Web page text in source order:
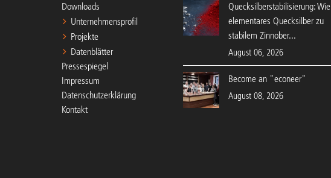
Downloads
Unternehmensprofil
Projekte
Datenblätter
Pressespiegel
Impressum
Datenschutzerklärung
Kontakt
Quecksilberstabilisierung: Wie
elementares Quecksilber zu
stabilem Zinnober...
August 06, 2026
Become an "econeer"
August 08, 2026